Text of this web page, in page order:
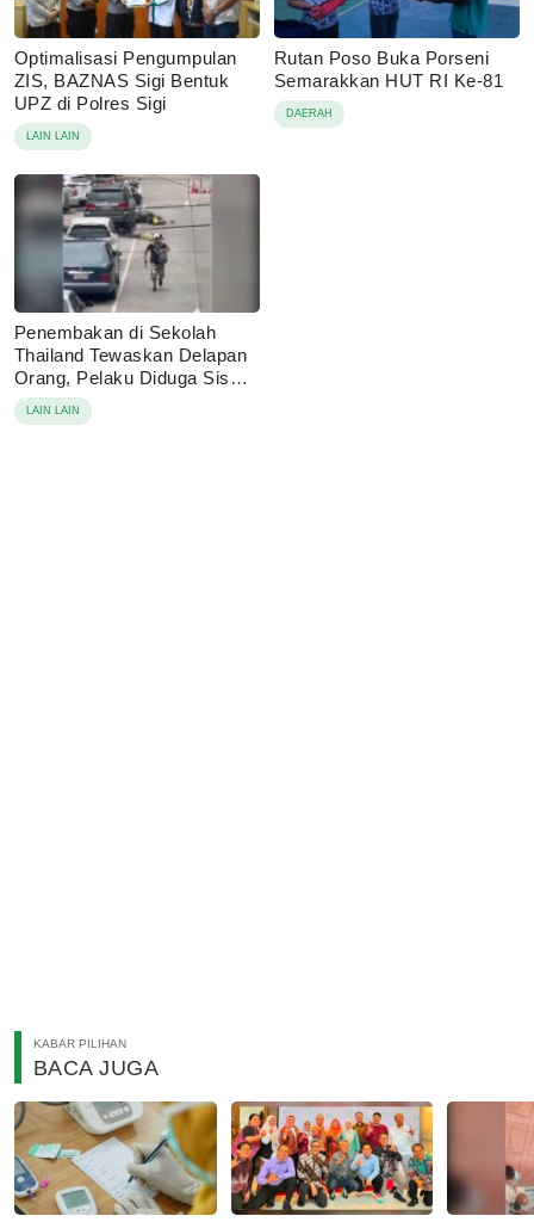
Optimalisasi Pengumpulan
ZIS, BAZNAS Sigi Bentuk
UPZ di Polres Sigi
LAIN LAIN
Rutan Poso Buka Porseni
Semarakkan HUT RI Ke-81
DAERAH
Penembakan di Sekolah
Thailand Tewaskan Delapan
Orang, Pelaku Diduga Siswa
14 Tahun
LAIN LAIN
KABAR PILIHAN
BACA JUGA